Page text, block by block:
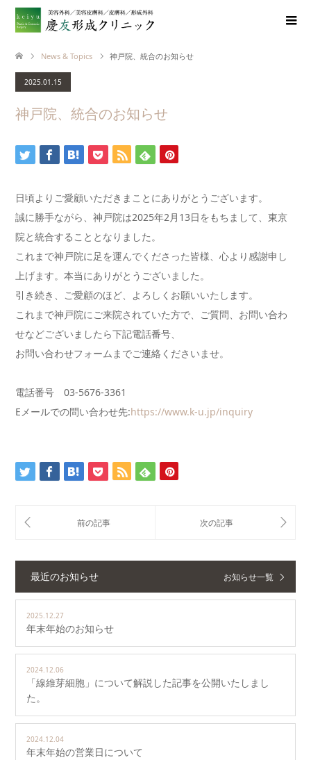
News & Topics 神戸院、統合のお知らせ
2025.01.15
神戸院、統合のお知らせ
日頃よりご愛顧いただきまことにありがとうございます。
誠に勝手ながら、神戸院は2025年2月13日をもちまして、東京
院と統合することとなりました。
これまで神戸院に足を運んでくださった皆様、心より感謝申し
上げます。本当にありがとうございました。
引き続き、ご愛顧のほど、よろしくお願いいたします。
これまで神戸院にご来院されていた方で、ご質問、お問い合わ
せなどございましたら下記電話番号、
お問い合わせフォームまでご連絡くださいませ。
電話番号 03-5676-3361
Eメールでの問い合わせ先:https://www.k-u.jp/inquiry
最近のお知らせ お知らせ一覧
2025.12.27
年末年始のお知らせ
2024.12.06
「線維芽細胞」について解説した記事を公開いたしまし
た。
2024.12.04
年末年始の営業日について